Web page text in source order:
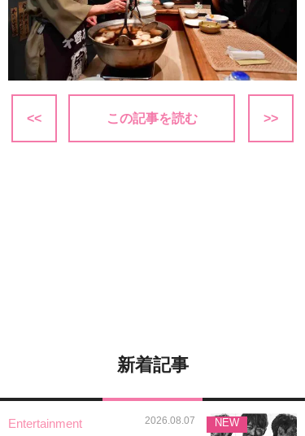
<< この記事を読む >>
新着記事
Entertainment 2026.08.07 NEW